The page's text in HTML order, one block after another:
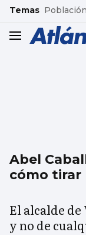
common.go-to-
Temas
Abel
cómo tirar
El alcalde
y no de